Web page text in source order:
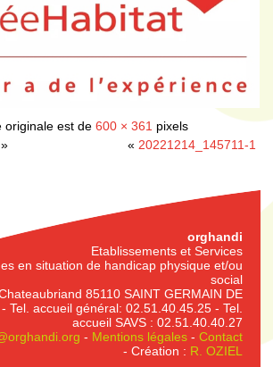
originale est de 600 × 361 pixels
» « 20221214_145711-1
orghandi
Etablissements et Services
en situation de handicap physique et/ou
social
85110 SAINT GERMAIN DE
- Tel. accueil général: 02.51.40.45.25 - Tel.
accueil SAVS : 02.51.40.40.27
- Mentions légales- Contact
- Création : R. OZIEL